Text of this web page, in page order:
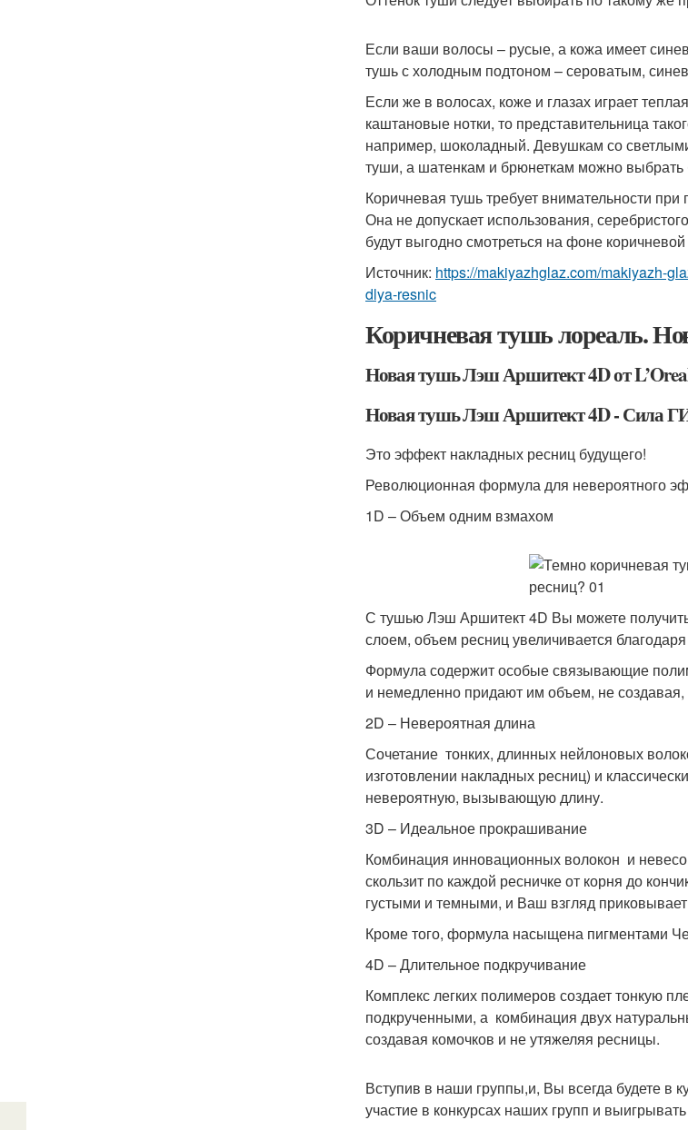
Если ваши волосы – русые, а кожа имеет
тушь с холодным подтоном – сероватым,
Если же в волосах, коже и глазах играет
каштановые нотки, то представительница
например, шоколадный. Девушкам со
туши, а шатенкам и брюнеткам можно выбрать
Коричневая тушь требует внимательности
Она не допускает использования,
будут выгодно смотреться на фоне
Источник: https://makiyazhglaz.com/makiyazh-
dlya-resnic
Коричневая тушь лореаль.
Новая тушь Лэш Аршитект 4D от
Новая тушь Лэш Аршитект 4D - Сила
Это эффект накладных ресниц будущего!
Революционная формула для невероятного
1D – Объем одним взмахом
С тушью Лэш Аршитект 4D Вы можете
слоем, объем ресниц увеличивается
Формула содержит особые связывающие
и немедленно придают им объем, не
2D – Невероятная длина
Сочетание тонких, длинных нейлоновых
изготовлении накладных ресниц) и
невероятную, вызывающую длину.
3D – Идеальное прокрашивание
Комбинация инновационных волокон и
скользит по каждой ресничке от корня до
густыми и темными, и Ваш взгляд
Кроме того, формула насыщена пигментами
4D – Длительное подкручивание
Комплекс легких полимеров создает тонкую
подкрученными, а комбинация двух
создавая комочков и не утяжеляя ресницы.
Вступив в наши группы,и, Вы всегда будете
участие в конкурсах наших групп и